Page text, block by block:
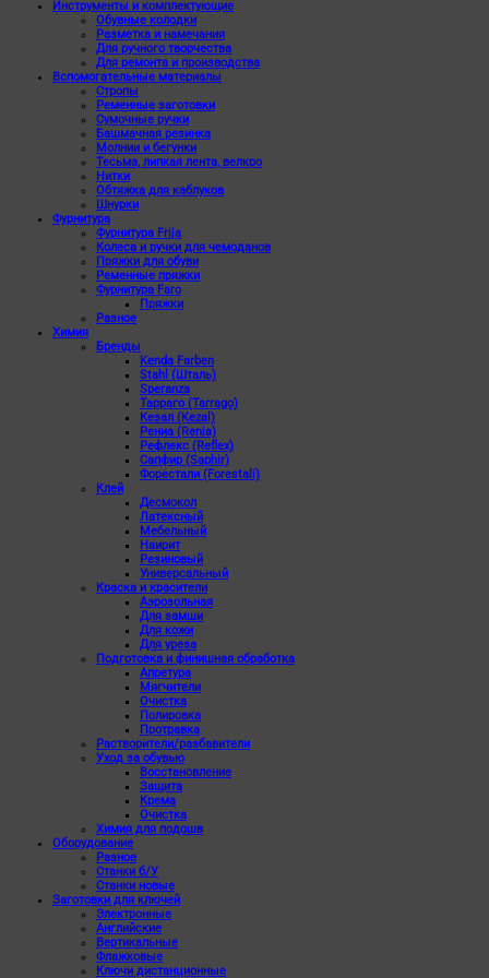
Инструменты и комплектующие
Обувные колодки
Разметка и намечания
Для ручного творчества
Для ремонта и производства
Вспомогательные материалы
Стропы
Ременные заготовки
Сумочные ручки
Башмачная резинка
Молнии и бегунки
Тесьма, липкая лента, велкро
Нитки
Обтяжка для каблуков
Шнурки
Фурнитура
Фурнитура Frija
Колеса и ручки для чемоданов
Пряжки для обуви
Ременные пряжки
Фурнитура Faro
Пряжки
Разное
Химия
Бренды
Kenda Farben
Stahl (Шталь)
Speranza
Тарраго (Tarrago)
Кезал (Kezal)
Рениа (Renia)
Рефлекс (Reflex)
Сапфир (Saphir)
Форестали (Forestali)
Клей
Десмокол
Латексный
Мебельный
Наирит
Резиновый
Универсальный
Краска и красители
Аэрозольная
Для замши
Для кожи
Для уреза
Подготовка и финишная обработка
Апретура
Мягчители
Очистка
Полировка
Протравка
Растворители/разбавители
Уход за обувью
Восстановление
Защита
Крема
Очистка
Химия для подошв
Оборудование
Разное
Станки б/У
Станки новые
Заготовки для ключей
Электронные
Английские
Вертикальные
Флажковые
Ключи дистанционные